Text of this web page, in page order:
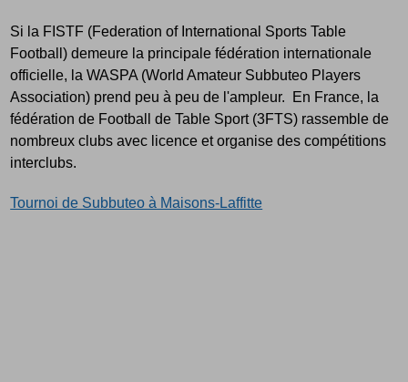
Si la FISTF (Federation of International Sports Table
Football) demeure la principale fédération internationale
officielle, la WASPA (World Amateur Subbuteo Players
Association) prend peu à peu de l'ampleur. En France, la
fédération de Football de Table Sport (3FTS) rassemble de
nombreux clubs avec licence et organise des compétitions
interclubs.
Tournoi de Subbuteo à Maisons-Laffitte